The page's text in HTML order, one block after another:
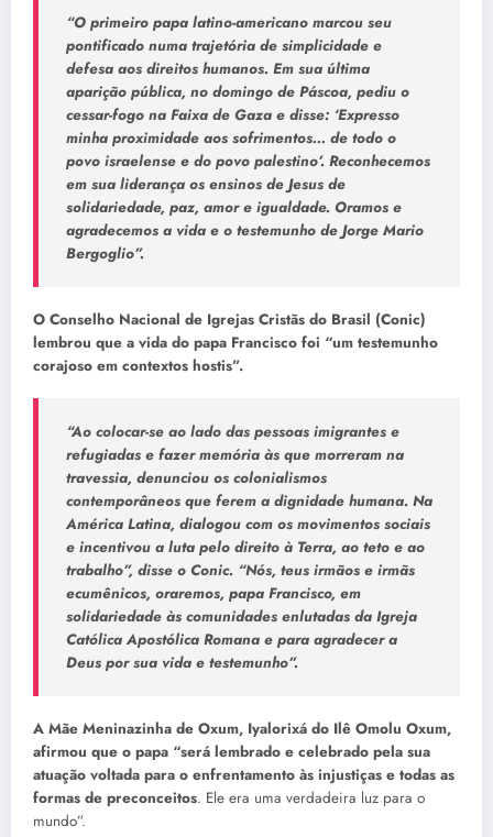
“O primeiro papa latino-americano marcou seu
pontificado numa trajetória de simplicidade e
defesa aos direitos humanos. Em sua última
aparição pública, no domingo de Páscoa, pediu o
cessar-fogo na Faixa de Gaza e disse: ‘Expresso
minha proximidade aos sofrimentos… de todo o
povo israelense e do povo palestino’. Reconhecemos
em sua liderança os ensinos de Jesus de
solidariedade, paz, amor e igualdade. Oramos e
agradecemos a vida e o testemunho de Jorge Mario
Bergoglio”.
O Conselho Nacional de Igrejas Cristãs do Brasil (Conic)
lembrou que a vida do papa Francisco foi “um testemunho
corajoso em contextos hostis”.
“Ao colocar-se ao lado das pessoas imigrantes e
refugiadas e fazer memória às que morreram na
travessia, denunciou os colonialismos
contemporâneos que ferem a dignidade humana. Na
América Latina, dialogou com os movimentos sociais
e incentivou a luta pelo direito à Terra, ao teto e ao
trabalho”, disse o Conic. “Nós, teus irmãos e irmãs
ecumênicos, oraremos, papa Francisco, em
solidariedade às comunidades enlutadas da Igreja
Católica Apostólica Romana e para agradecer a
Deus por sua vida e testemunho”.
A Mãe Meninazinha de Oxum, Iyalorixá do Ilê Omolu Oxum,
afirmou que o papa “será lembrado e celebrado pela sua
atuação voltada para o enfrentamento às injustiças e todas as
formas de preconceitos. Ele era uma verdadeira luz para o
mundo”.